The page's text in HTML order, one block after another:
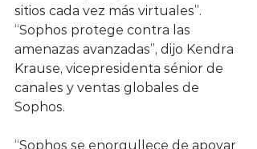
sitios cada vez más virtuales”.
“Sophos protege contra las
amenazas avanzadas”, dijo Kendra
Krause, vicepresidenta sénior de
canales y ventas globales de
Sophos.
“Sophos se enorgullece de apoyar